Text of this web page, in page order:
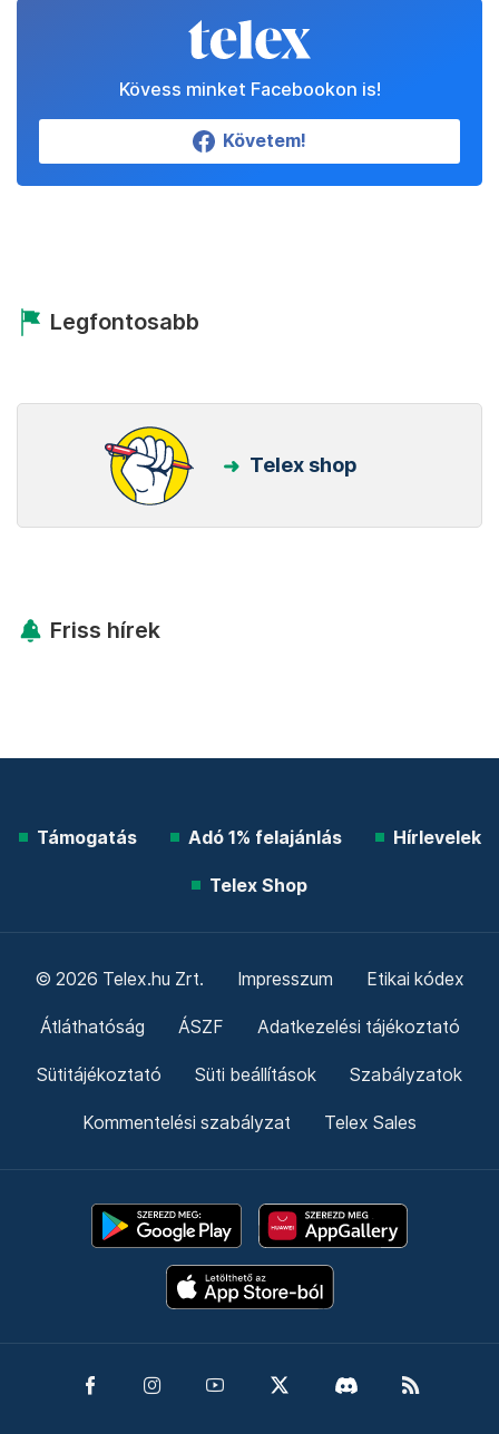
Kövess minket Facebookon is!
Követem!
Legfontosabb
Telex shop
Friss hírek
Támogatás Adó 1% felajánlás Hírlevelek
Telex Shop
© 2026 Telex.hu Zrt. Impresszum Etikai kódex
Átláthatóság ÁSZF Adatkezelési tájékoztató
Sütitájékoztató Süti beállítások Szabályzatok
Kommentelési szabályzat Telex Sales